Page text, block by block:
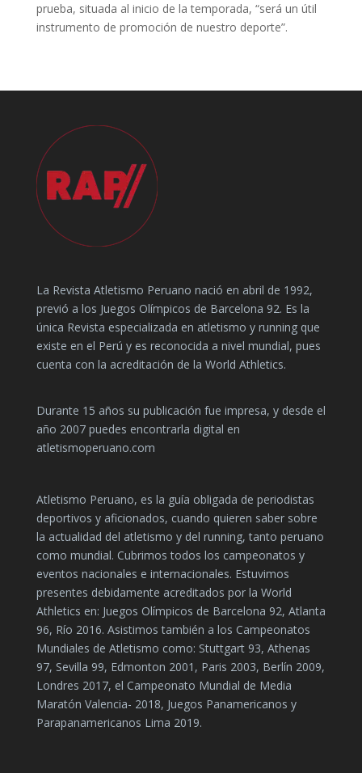
prueba, situada al inicio de la temporada, “será un útil
instrumento de promoción de nuestro deporte”.
La Revista Atletismo Peruano nació en abril de 1992,
previó a los Juegos Olímpicos de Barcelona 92. Es la
única Revista especializada en atletismo y running que
existe en el Perú y es reconocida a nivel mundial, pues
cuenta con la acreditación de la World Athletics.
Durante 15 años su publicación fue impresa, y desde el
año 2007 puedes encontrarla digital en
atletismoperuano.com
Atletismo Peruano, es la guía obligada de periodistas
deportivos y aficionados, cuando quieren saber sobre
la actualidad del atletismo y del running, tanto peruano
como mundial. Cubrimos todos los campeonatos y
eventos nacionales e internacionales. Estuvimos
presentes debidamente acreditados por la World
Athletics en: Juegos Olímpicos de Barcelona 92, Atlanta
96, Río 2016. Asistimos también a los Campeonatos
Mundiales de Atletismo como: Stuttgart 93, Athenas
97, Sevilla 99, Edmonton 2001, Paris 2003, Berlín 2009,
Londres 2017, el Campeonato Mundial de Media
Maratón Valencia- 2018, Juegos Panamericanos y
Parapanamericanos Lima 2019.